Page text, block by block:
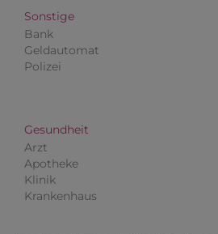
Sonstige
Bank
Geldautomat
Polizei
Gesundheit
Arzt
Apotheke
Klinik
Krankenhaus